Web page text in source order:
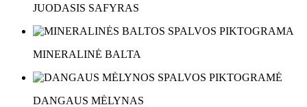
JUODASIS SAFYRAS
MINERALINĖ BALTA
DANGAUS MĖLYNAS